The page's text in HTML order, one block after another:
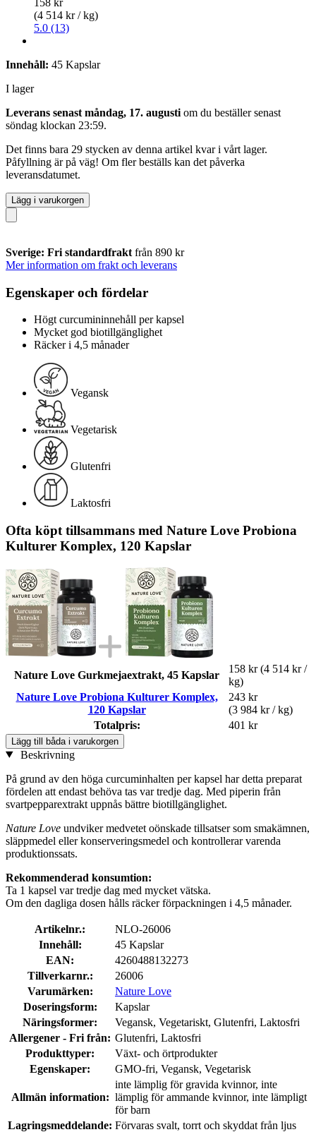
(4 514 kr / kg)
5.0 (13)
Innehåll: 45 Kapslar
I lager
Leverans senast måndag, 17. augusti om du beställer senast
söndag klockan 23:59.
Det finns bara 29 stycken av denna artikel kvar i vårt lager.
Påfyllning är på väg! Om fler beställs kan det påverka
leveransdatumet.
Lägg i varukorgen
Sverige: Fri standardfrakt från 890 kr
Mer information om frakt och leverans
Egenskaper och fördelar
Högt curcumininnehåll per kapsel
Mycket god biotillgänglighet
Räcker i 4,5 månader
Vegansk
Vegetarisk
Glutenfri
Laktosfri
Ofta köpt tillsammans med Nature Love Probiona
Kulturer Komplex, 120 Kapslar
Nature Love Gurkmejaextrakt, 45 Kapslar
158 kr (4 514 kr /
kg)
Nature Love Probiona Kulturer Komplex,
120 Kapslar
243 kr
(3 984 kr / kg)
Totalpris:
401 kr
Lägg till båda i varukorgen
Beskrivning
På grund av den höga curcuminhalten per kapsel har detta preparat
fördelen att endast behöva tas var tredje dag. Med piperin från
svartpepparextrakt uppnås bättre biotillgänglighet.
Nature Love undviker medvetet oönskade tillsatser som smakämnen,
släppmedel eller konserveringsmedel och kontrollerar varenda
produktionssats.
Rekommenderad konsumtion:
Ta 1 kapsel var tredje dag med mycket vätska.
Om den dagliga dosen hålls räcker förpackningen i 4,5 månader.
Artikelnr.:
NLO-26006
Innehåll:
45 Kapslar
EAN:
4260488132273
Tillverkarnr.:
26006
Varumärken:
Nature Love
Doseringsform:
Kapslar
Näringsformer:
Vegansk, Vegetariskt, Glutenfri, Laktosfri
Allergener - Fri från: Glutenfri, Laktosfri
Produkttyper:
Växt- och örtprodukter
Egenskaper:
GMO-fri, Vegansk, Vegetarisk
Allmän information:
inte lämplig för gravida kvinnor, inte
lämplig för ammande kvinnor, inte lämpligt
för barn
Lagringsmeddelande: Förvaras svalt, torrt och skyddat från ljus